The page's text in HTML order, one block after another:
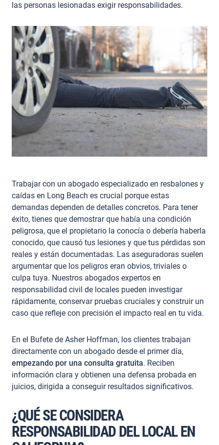
las personas lesionadas exigir responsabilidades.
Trabajar con un abogado especializado en resbalones y
caídas en Long Beach es crucial porque estas
demandas dependen de detalles concretos. Para tener
éxito, tienes que demostrar que había una condición
peligrosa, que el propietario la conocía o debería haberla
conocido, que causó tus lesiones y que tus pérdidas son
reales y están documentadas. Las aseguradoras suelen
argumentar que los peligros eran obvios, triviales o
culpa tuya. Nuestros abogados expertos en
responsabilidad civil de locales pueden investigar
rápidamente, conservar pruebas cruciales y construir un
caso que refleje con precisión el impacto real en tu vida.
En el Bufete de Asher Hoffman, los clientes trabajan
directamente con un abogado desde el primer día,
empezando por una consulta gratuita. Reciben
información clara y obtienen una defensa probada en
juicios, dirigida a conseguir resultados significativos.
¿QUÉ SE CONSIDERA
RESPONSABILIDAD DEL LOCAL EN